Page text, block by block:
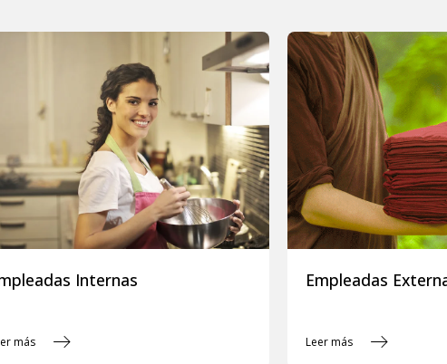
Internas
más
Empleadas
Leer más